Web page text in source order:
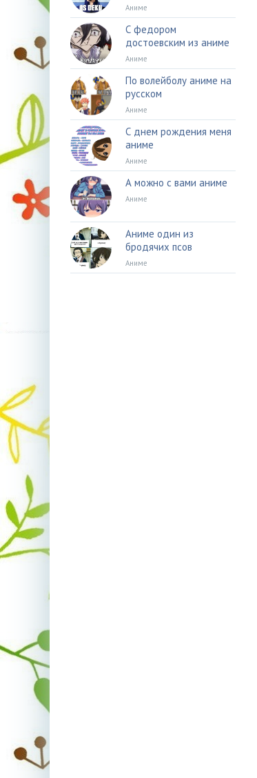
Аниме
С федором
достоевским из аниме
Аниме
По волейболу аниме на
русском
Аниме
С днем рождения меня
аниме
Аниме
А можно с вами аниме
Аниме
Аниме один из
бродячих псов
Аниме